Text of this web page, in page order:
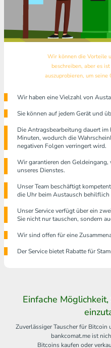
Wir können die Vorteile
beschreiben, aber es
auszuprobieren, um
Wir haben eine Vielzahl von
Sie können auf jedem Gerät und
Die Antragsbearbeitung dauert
Minuten, wodurch die
negativen Folgen verringert wird.
Wir garantieren den
unseres Dienstes.
Unser Team beschäftigt
die Uhr beim Austausch behilflich
Unser Service verfügt über ein
Sie nicht nur tauschen, sondern
Wir sind offen für eine
Der Service bietet Rabatte für
Einfache
Zuverlässiger Tauscher für Bitcoin
bankcomat.me ist
Bitcoins kaufen oder